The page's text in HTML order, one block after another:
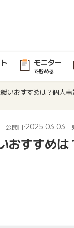
モニター
で貯める
いおすすめは？個人
公開日:2025.03.03
おすすめは